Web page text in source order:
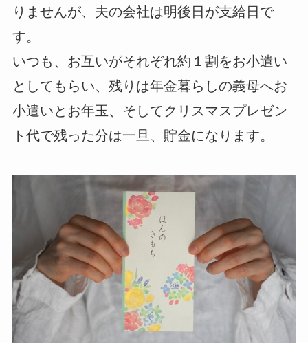
りませんが、夫の会社は明後日が支給日で
す。
いつも、お互いがそれぞれ約１割をお小遣い
としてもらい、残りは年金暮らしの義母へお
小遣いとお年玉、そしてクリスマスプレゼン
ト代で残った分は一旦、貯金になります。